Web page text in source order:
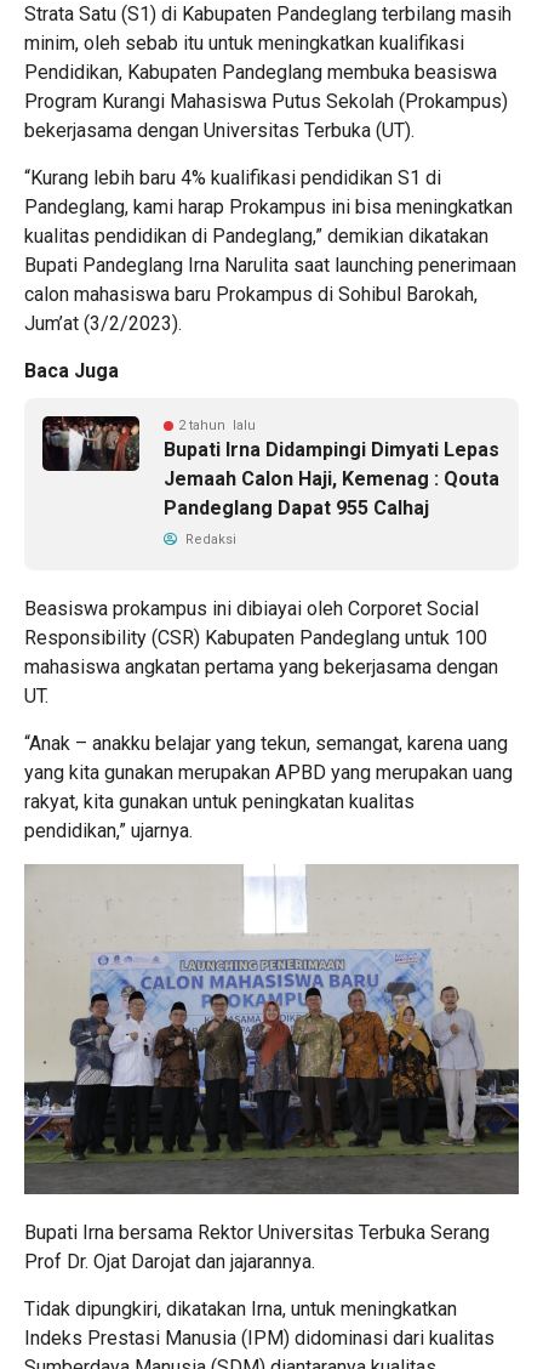
Strata Satu (S1) di Kabupaten Pandeglang terbilang masih
minim, oleh sebab itu untuk meningkatkan kualifikasi
Pendidikan, Kabupaten Pandeglang membuka beasiswa
Program Kurangi Mahasiswa Putus Sekolah (Prokampus)
bekerjasama dengan Universitas Terbuka (UT).
“Kurang lebih baru 4% kualifikasi pendidikan S1 di
Pandeglang, kami harap Prokampus ini bisa meningkatkan
kualitas pendidikan di Pandeglang,” demikian dikatakan
Bupati Pandeglang Irna Narulita saat launching penerimaan
calon mahasiswa baru Prokampus di Sohibul Barokah,
Jum’at (3/2/2023).
Baca Juga
2 tahun lalu
Bupati Irna Didampingi Dimyati Lepas
Jemaah Calon Haji, Kemenag : Qouta
Pandeglang Dapat 955 Calhaj
Redaksi
Beasiswa prokampus ini dibiayai oleh Corporet Social
Responsibility (CSR) Kabupaten Pandeglang untuk 100
mahasiswa angkatan pertama yang bekerjasama dengan
UT.
“Anak – anakku belajar yang tekun, semangat, karena uang
yang kita gunakan merupakan APBD yang merupakan uang
rakyat, kita gunakan untuk peningkatan kualitas
pendidikan,” ujarnya.
Bupati Irna bersama Rektor Universitas Terbuka Serang
Prof Dr. Ojat Darojat dan jajarannya.
Tidak dipungkiri, dikatakan Irna, untuk meningkatkan
Indeks Prestasi Manusia (IPM) didominasi dari kualitas